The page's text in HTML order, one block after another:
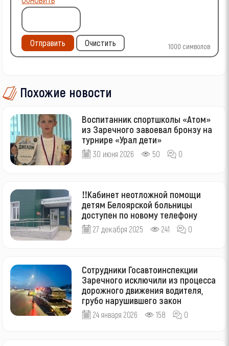
1000 символов
Отправить Очистить
Похожие новости
Воспитанник спортшколы «Атом»
из Заречного завоевал бронзу на
турнире «Урал дети»
30 июня 2026 50 0
‼Кабинет неотложной помощи
детям Белоярской больницы
доступен по новому телефону
27 декабря 2025 241 0
Сотрудники Госавтоинспекции
Заречного исключили из процесса
дорожного движения водителя,
грубо нарушившего закон
24 января 2026 158 0